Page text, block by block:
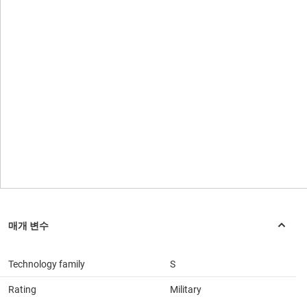
Technology family S
Rating Military